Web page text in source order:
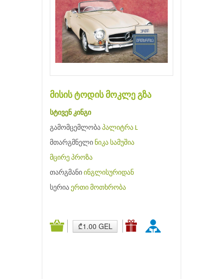
მისის ტოდის მოკლე გზა
სტივენ კინგი
გამომცემლობა პალიტრა L
მთარგმნელი ნიკა სამუშია
მცირე პროზა
თარგმანი ინგლისურიდან
სერია ერთი მოთხრობა
₾1.00 GEL